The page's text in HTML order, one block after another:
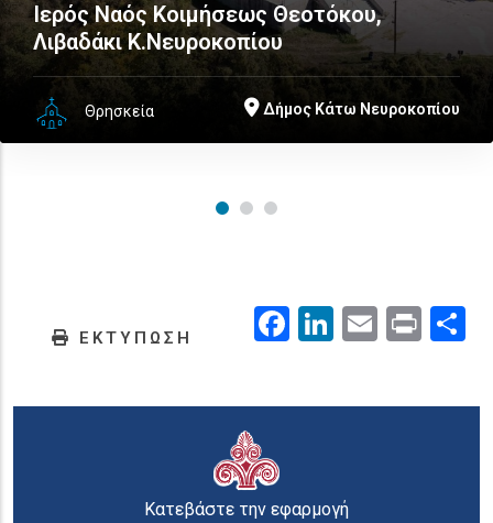
Ιερός Ναός Κοιμήσεως Θεοτόκου,
Λιβαδάκι Κ.Νευροκοπίου
Θρησκεία Δήμος Κάτω Νευροκοπίου
ΕΚΤΥΠΩΣΗ Facebook
LinkedIn
EmailPrint
Κατεβάστε την εφαρμογή